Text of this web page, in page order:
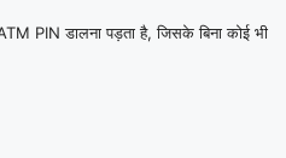
PIN डालना पड़ता है, जिसके बिना कोई भी